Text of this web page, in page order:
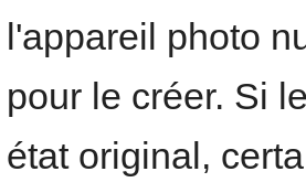
l'appareil photo
pour le créer. Si
état original,